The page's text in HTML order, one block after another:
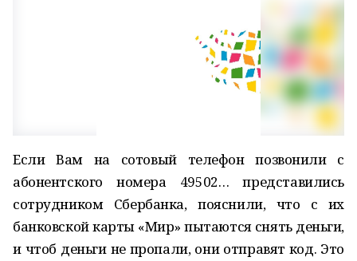
Если Вам на сотовый телефон позвонили с
абонентского номера 49502… представились
сотрудником Сбербанка, пояснили, что с их
банковской карты «Мир» пытаются снять деньги,
и чтоб деньги не пропали, они отправят код. Это